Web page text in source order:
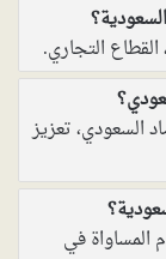
القطاع التجاري.
السعودي، تعزيز
المساواة في